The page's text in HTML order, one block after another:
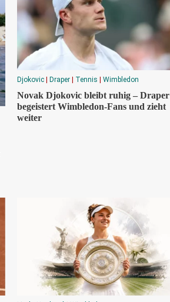
Djokovic Draper Tennis Wimbledon
Novak Djokovic bleibt ruhig – Draper
begeistert Wimbledon-Fans und zieht
weiter